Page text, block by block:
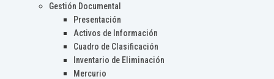
Gestión Documental
Presentación
Activos de Información
Cuadro de Clasificación
Inventario de Eliminación
Mercurio